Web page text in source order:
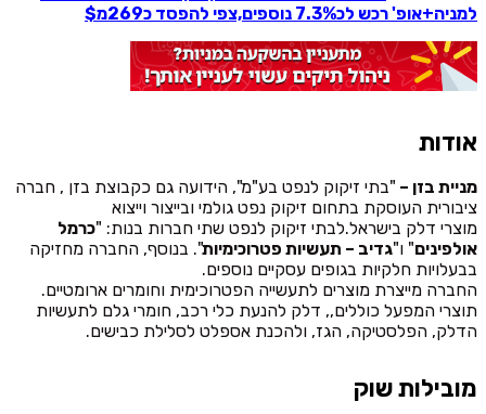
למניה+אופ' רכש לכ7.3% נוספים,צפי להפסד כ269מ$
אודות
מניית בזן – "בתי זיקוק לנפט בע"מ", הידועה גם כקבוצת בזן , חברה
ציבורית העוסקת בתחום זיקוק נפט גולמי ובייצור וייצוא
מוצרי דלק בישראל.לבתי זיקוק לנפט שתי חברות בנות: "כרמל
אולפינים" ו"גדיב – תעשיות פטרוכימיות". בנוסף, החברה מחזיקה
בבעלויות חלקיות בגופים עסקיים נוספים.
החברה מייצרת מוצרים לתעשייה הפטרוכימית וחומרים ארומטיים.
תוצרי המפעל כוללים,, דלק להנעת כלי רכב, חומרי גלם לתעשיות
הדלק, הפלסטיקה, הגז, ולהכנת אספלט לסלילת כבישים.
מובילות שוק